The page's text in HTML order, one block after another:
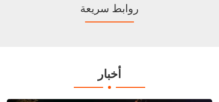
روابط سريعة
أخبار